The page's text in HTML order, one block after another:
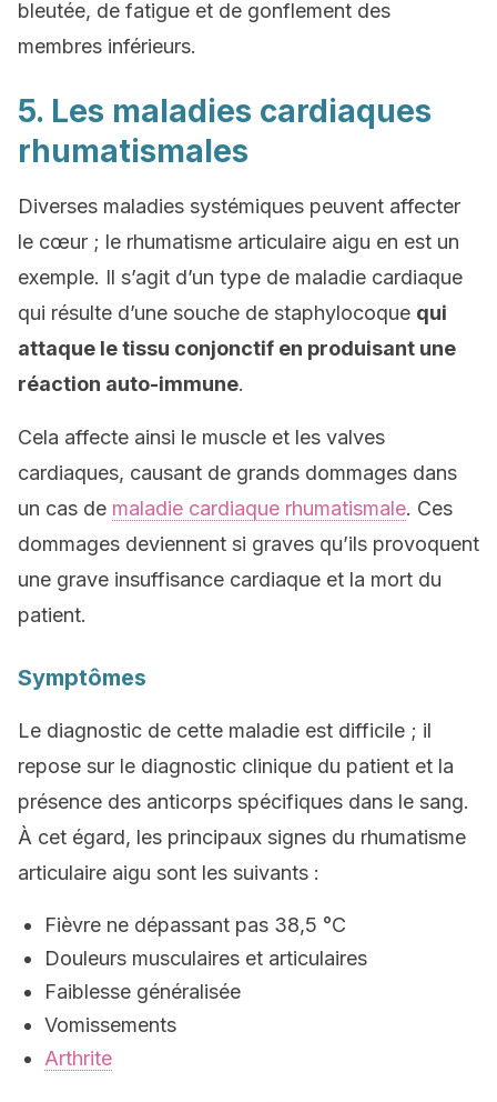
bleutée, de fatigue et de gonflement des
membres inférieurs.
5. Les maladies cardiaques
rhumatismales
Diverses maladies systémiques peuvent affecter
le cœur ; le rhumatisme articulaire aigu en est un
exemple. Il s’agit d’un type de maladie cardiaque
qui résulte d’une souche de staphylocoque qui
attaque le tissu conjonctif en produisant une
réaction auto-immune.
Cela affecte ainsi le muscle et les valves
cardiaques, causant de grands dommages dans
un cas de maladie cardiaque rhumatismale. Ces
dommages deviennent si graves qu’ils provoquent
une grave insuffisance cardiaque et la mort du
patient.
Symptômes
Le diagnostic de cette maladie est difficile ; il
repose sur le diagnostic clinique du patient et la
présence des anticorps spécifiques dans le sang.
À cet égard, les principaux signes du rhumatisme
articulaire aigu sont les suivants :
Fièvre ne dépassant pas 38,5 °C
Douleurs musculaires et articulaires
Faiblesse généralisée
Vomissements
Arthrite